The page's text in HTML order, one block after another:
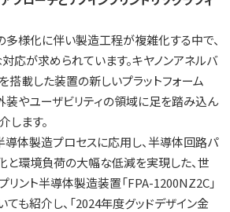
多様化に伴い製造工程が複雑化する中で、
応が求められています。キヤノンアネルバ
搭載した装置の新しいプラットフォーム
装やユーザビリティの領域に足を踏み込ん
します。
導体製造プロセスに応用し、半導体回路パ
と環境負荷の大幅な低減を実現した、世
リント半導体製造装置「FPA-1200NZ2C」
も紹介し、「2024年度グッドデザイン金